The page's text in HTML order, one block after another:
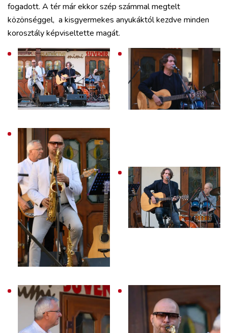
fogadott. A tér már ekkor szép számmal megtelt
közönséggel, a kisgyermekes anyukáktól kezdve minden
korosztály képviseltette magát.